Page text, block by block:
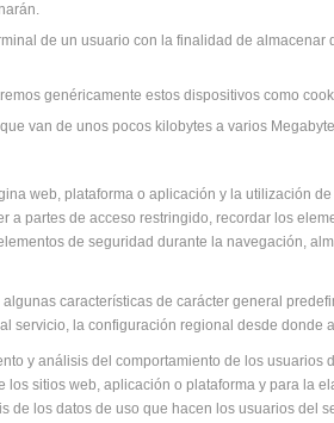
de un usuario con la finalidad de
genéricamente estos dispositivos como
van de unos pocos kilobytes a varios
web, plataforma o aplicación y la utilización
partes de acceso restringido, recordar los
de seguridad durante la navegación,
características de carácter general
servicio, la configuración regional desde donde
y análisis del comportamiento de los usuarios
sitios web, aplicación o plataforma y para la
los datos de uso que hacen los usuarios del